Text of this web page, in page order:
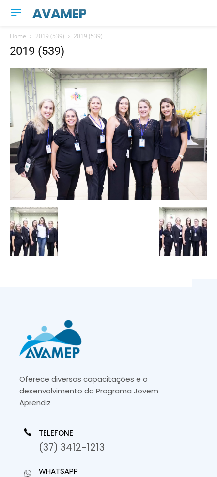
AVAMEP
Home 2019 (539) 2019 (539)
2019 (539)
Oferece diversas capacitações e o
desenvolvimento do Programa Jovem
Aprendiz
TELEFONE
(37) 3412-1213
WHATSAPP